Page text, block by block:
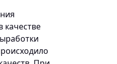
качестве